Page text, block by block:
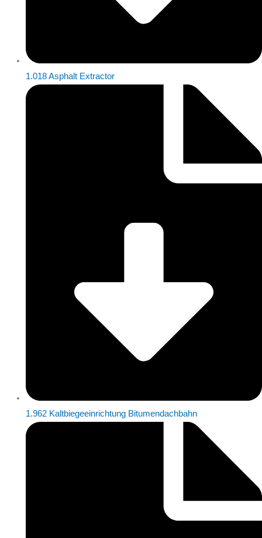
1.018 Asphalt Extractor
1.962 Kaltbiegeeinrichtung Bitumendachbahn